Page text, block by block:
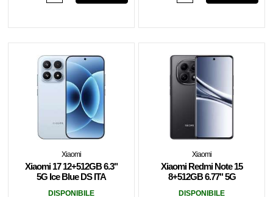
Xiaomi
Xiaomi 17 12+512GB 6.3"
5G Ice Blue DS ITA
DISPONIBILE
Xiaomi
Xiaomi Redmi Note 15
8+512GB 6.77" 5G
DISPONIBILE